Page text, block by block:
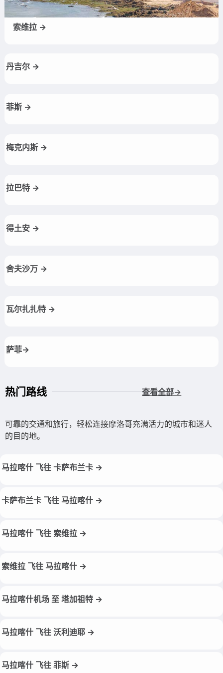
索维拉 →
丹吉尔 →
菲斯 →
梅克内斯 →
拉巴特 →
得土安 →
舍夫沙万 →
瓦尔扎扎特 →
萨菲→
热门路线 查看全部→
可靠的交通和旅行，轻松连接摩洛哥充满活力的城市和迷人
的目的地。
马拉喀什 飞往 卡萨布兰卡 →
卡萨布兰卡 飞往 马拉喀什 →
马拉喀什 飞往 索维拉 →
索维拉 飞往 马拉喀什 →
马拉喀什机场 至 塔加祖特 →
马拉喀什 飞往 沃利迪耶 →
马拉喀什 飞往 菲斯 →